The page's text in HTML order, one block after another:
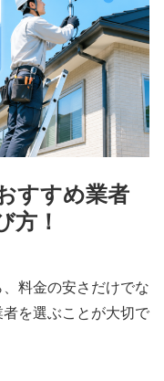
すすめ業者
方！
料金の安さだけでな
を選ぶことが大切で